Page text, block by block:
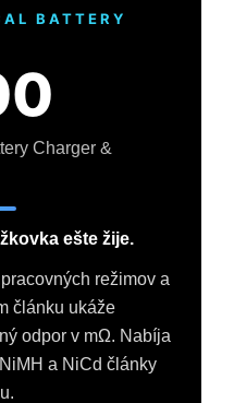
BATTERY
Charger &
ešte žije.
režimov a
článku ukáže
odpor v mΩ. Nabíja
a NiCd články